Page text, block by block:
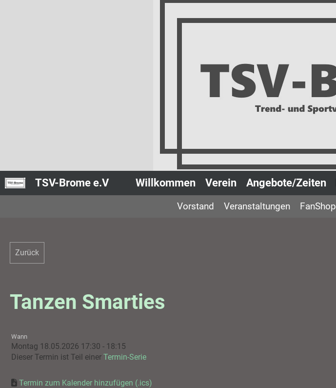
TSV-Brome e.V Willkommen Verein Angebote/Zeiten
Vorstand Veranstaltungen FanShop
Zurück
Tanzen Smarties
Wann
Montag 18.05.2026 17:30 - 18:15
Dieser Termin ist Teil einer Termin-Serie
Termin zum Kalender hinzufügen (.ics)